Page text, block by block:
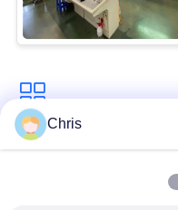
용
문
을
요
비 부직물
Chris